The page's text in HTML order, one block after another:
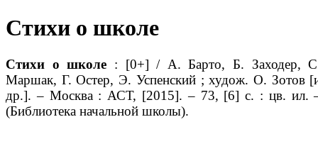
Стихи о школе
Стихи о школе : [0+] / А. Барто, Б. Заходер,
Маршак, Г. Остер, Э. Успенский ; худож. О. Зотов
др.]. – Москва : АСТ, [2015]. – 73, [6] с. : цв. ил.
(Библиотека начальной школы).